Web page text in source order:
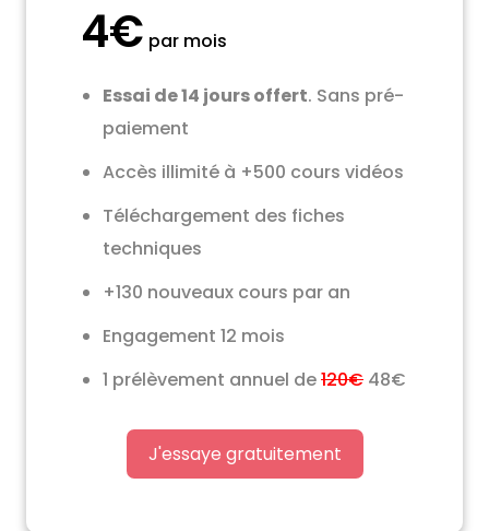
4€ par mois
Essai de 14 jours offert. Sans pré-
paiement
Accès illimité à +500 cours vidéos
Téléchargement des fiches
techniques
+130 nouveaux cours par an
Engagement 12 mois
1 prélèvement annuel de120€ 48€
J'essaye gratuitement